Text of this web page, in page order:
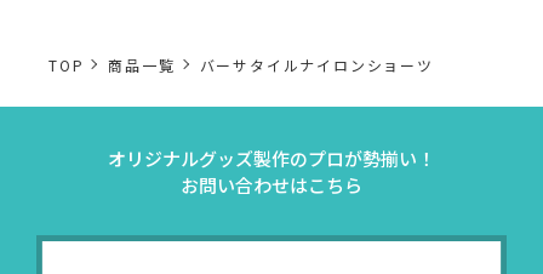
TOP 商品一覧 バーサタイルナイロンショーツ
オリジナルグッズ製作のプロが勢揃い！
お問い合わせはこちら